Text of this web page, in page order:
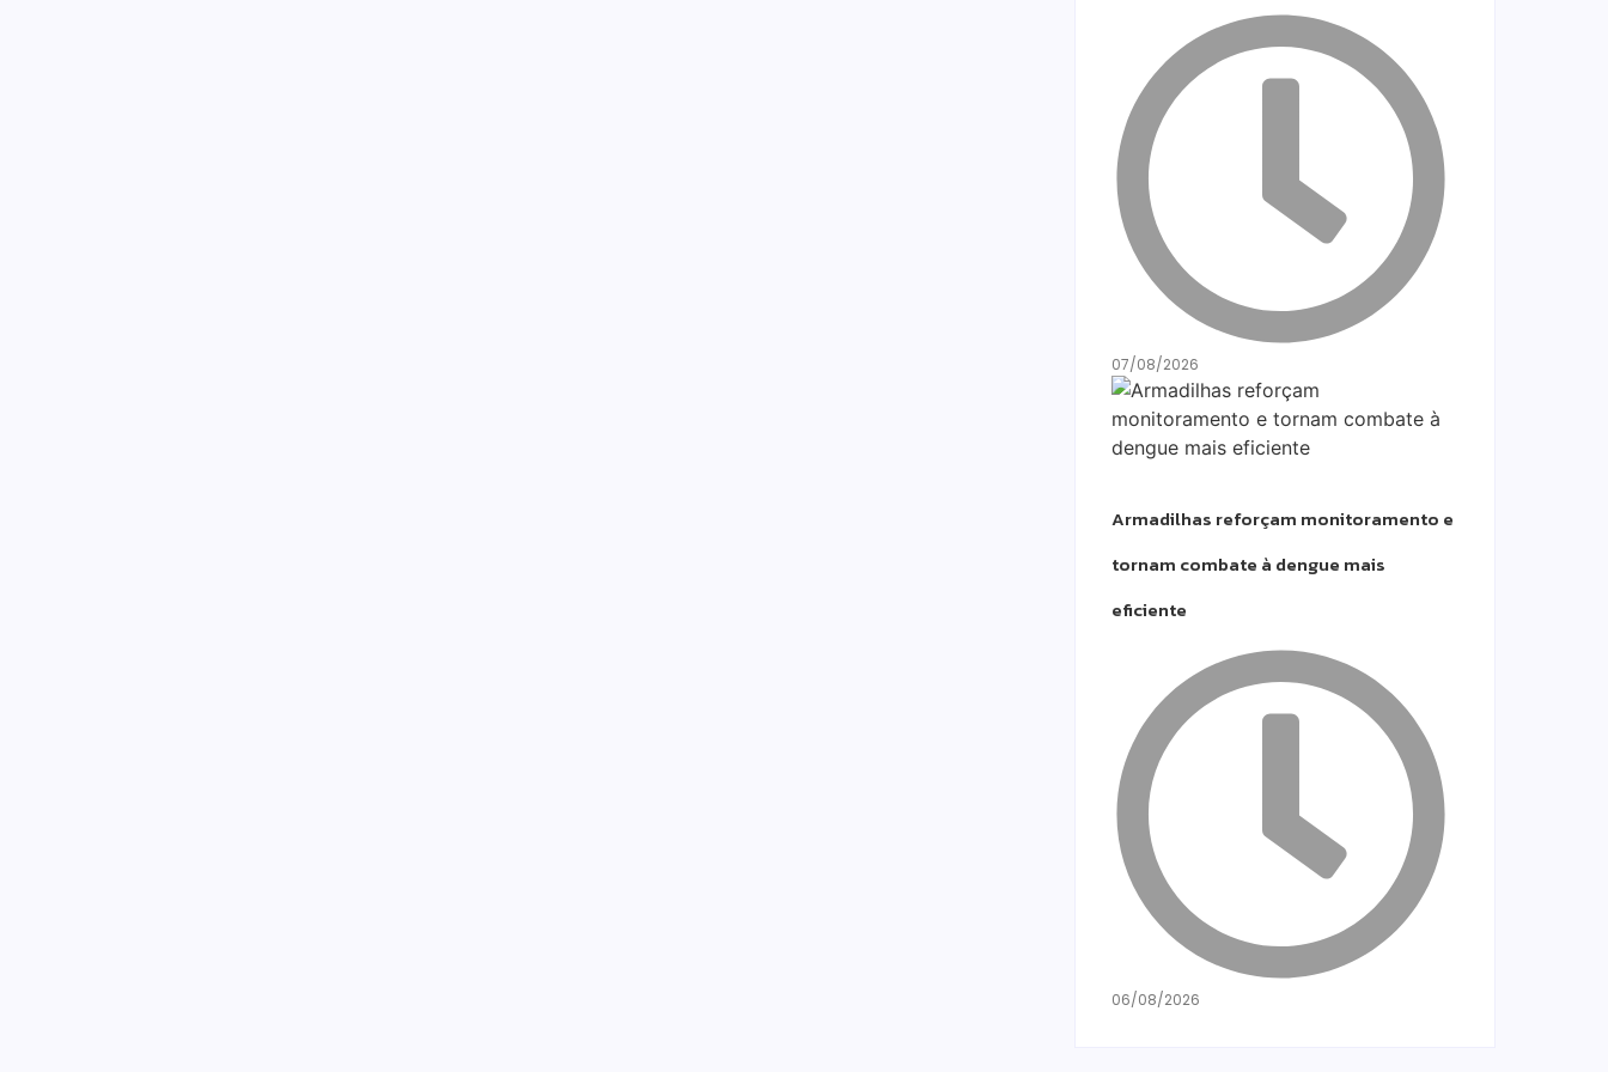
07/08/2026
Armadilhas reforçam monitoramento e
tornam combate à dengue mais
eficiente
06/08/2026